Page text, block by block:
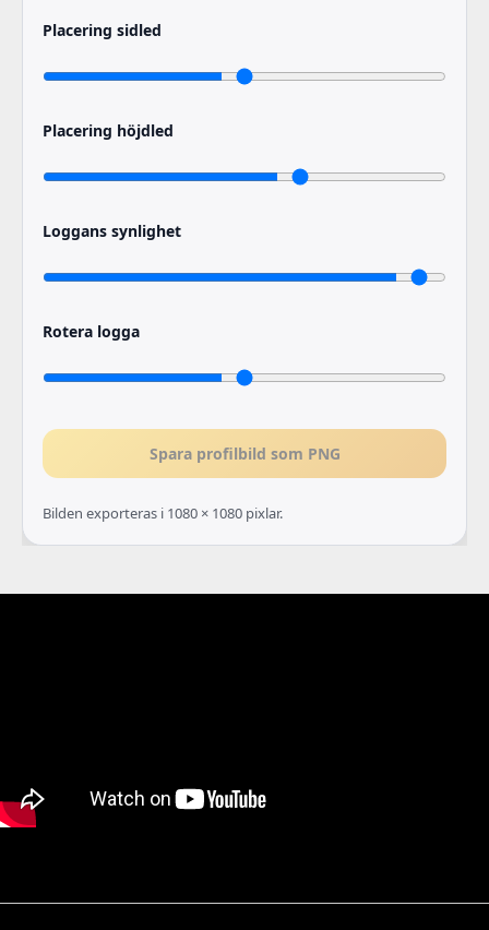
Placering sidled
Placering höjdled
Loggans synlighet
Rotera logga
Spara profilbild som PNG
Bilden exporteras i 1080 × 1080 pixlar.